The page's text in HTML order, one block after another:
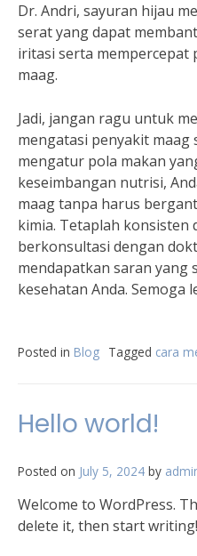
Dr. Andri, sayuran hijau
serat yang dapat
iritasi serta mempercepat
maag.
Jadi, jangan ragu untuk
mengatasi penyakit maag
mengatur pola makan
keseimbangan nutrisi,
maag tanpa harus
kimia. Tetaplah konsisten
berkonsultasi dengan
mendapatkan saran yang
kesehatan Anda. Semoga
Posted in Blog Tagged cara
Hello world!
Posted on July 5, 2024 by
Welcome to WordPress.
delete it, then start writing!